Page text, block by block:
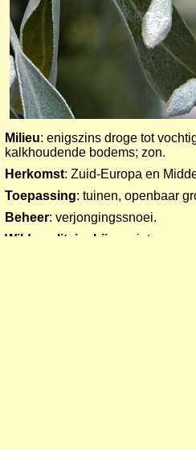
Milieu: enigszins droge tot
kalkhoudende bodems; zon.
Herkomst: Zuid-Europa en
Toepassing: tuinen, openbaar
Beheer: verjongingssnoei.
Wilde solitaire bijen
: niet